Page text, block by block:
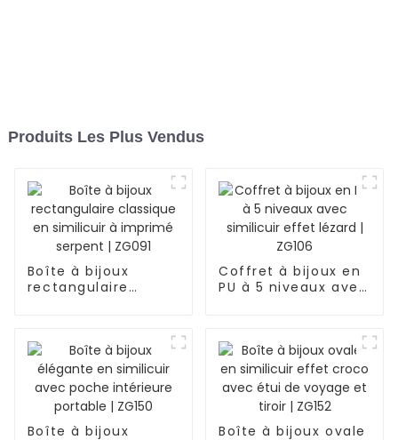
Produits Les Plus Vendus
Boîte à bijoux
rectangulaire
Coffret à bijoux en
PU à 5 niveaux avec
Boîte à bijoux
Boîte à bijoux ovale